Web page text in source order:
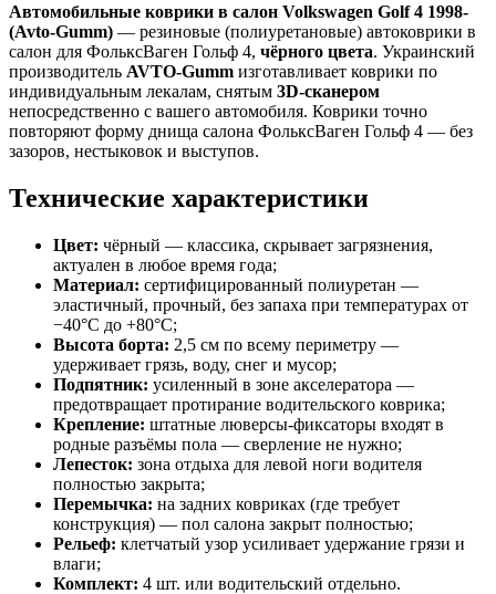
Автомобильные коврики в салон Volkswagen Golf 4 1998-
(Avto-Gumm) — резиновые (полиуретановые) автоковрики в
салон для ФольксВаген Гольф 4, чёрного цвета. Украинский
производитель AVTO-Gumm изготавливает коврики по
индивидуальным лекалам, снятым 3D-сканером
непосредственно с вашего автомобиля. Коврики точно
повторяют форму днища салона ФольксВаген Гольф 4 — без
зазоров, нестыковок и выступов.
Технические характеристики
Цвет: чёрный — классика, скрывает загрязнения,
актуален в любое время года;
Материал: сертифицированный полиуретан —
эластичный, прочный, без запаха при температурах от
−40°C до +80°C;
Высота борта: 2,5 см по всему периметру —
удерживает грязь, воду, снег и мусор;
Подпятник: усиленный в зоне акселератора —
предотвращает протирание водительского коврика;
Крепление: штатные люверсы-фиксаторы входят в
родные разъёмы пола — сверление не нужно;
Лепесток: зона отдыха для левой ноги водителя
полностью закрыта;
Перемычка: на задних ковриках (где требует
конструкция) — пол салона закрыт полностью;
Рельеф: клетчатый узор усиливает удержание грязи и
влаги;
Комплект: 4 шт. или водительский отдельно.